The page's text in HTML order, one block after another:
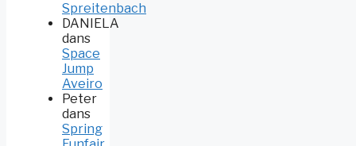
Spreitenbach
DANIELA
dans
Space
Jump
Aveiro
Peter
dans
Spring